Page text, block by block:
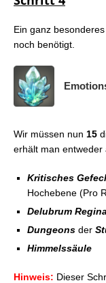
Ein ganz
noch benötigt.
Wir müssen nun 15
erhält man entweder
Kritisches
Hochebene (Pro
Delubrum
Dungeons der
Himmelssäule
Hinweis: Dieser